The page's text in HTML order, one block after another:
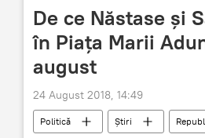
De ce Năstase și
în Piața Marii
august
24 August 2018, 14:49
Politică Știri